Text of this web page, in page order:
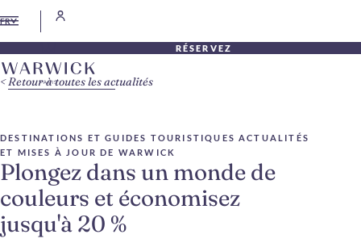
FR
RÉSERVEZ
DESTINATIONS ET GUIDES TOURISTIQUES ACTUALITÉS
ET MISES À JOUR DE WARWICK
Plongez dans un monde de
couleurs et économisez
jusqu'à 20 %
Retour à toutes les actualités